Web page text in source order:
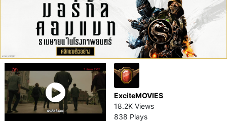
ExciteMOVIES
18.2K Views
838 Plays